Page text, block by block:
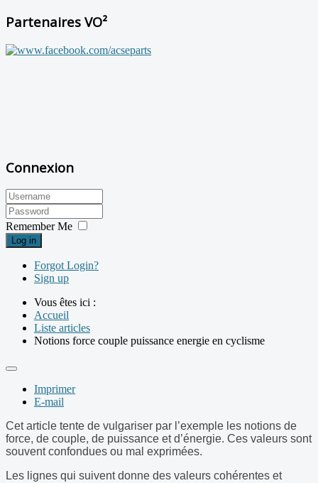
Partenaires VO²
Connexion
Remember Me
Log in
Forgot Login?
Sign up
Vous êtes ici :
Accueil
Liste articles
Notions force couple puissance energie en cyclisme
Imprimer
E-mail
Cet article tente de vulgariser par l’exemple les notions de
force, de couple, de puissance et d’énergie. Ces valeurs sont
souvent confondues ou mal exprimées.
Les lignes qui suivent donne des valeurs cohérentes et